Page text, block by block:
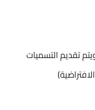
تقديم التسميات